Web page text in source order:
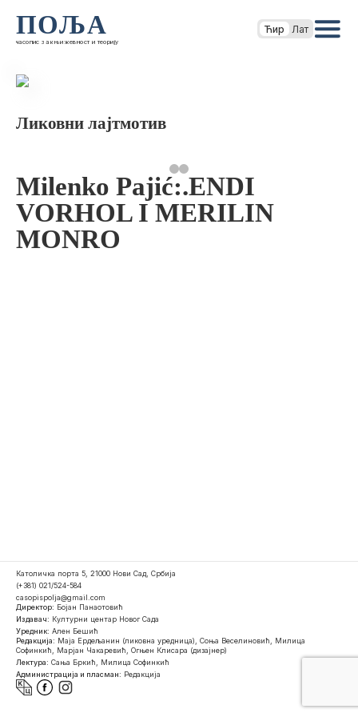
ПОЉА
часопис за књижевност и теорију
Ћир Лат
Ликовни лајтмотив
Milenko Pajić:.ENDI
VORHOL I MERILIN
MONRO
Католичка порта 5, 21000 Нови Сад, Србија
(+381) 021/524-584
casopispolja@gmail.com
Директор: Бојан Панаотовић
Издавач: Културни центар Новог Сада
Уредник: Ален Бешић
Редакција: Маја Ердељанин (ликовна уредница), Соња Веселиновић, Милица
Софинкић, Марјан Чакаревић, Огњен Клисара (дизајнер)
Лектура: Сања Бркић, Милица Софинкић
Администрација и пласман: Редакција